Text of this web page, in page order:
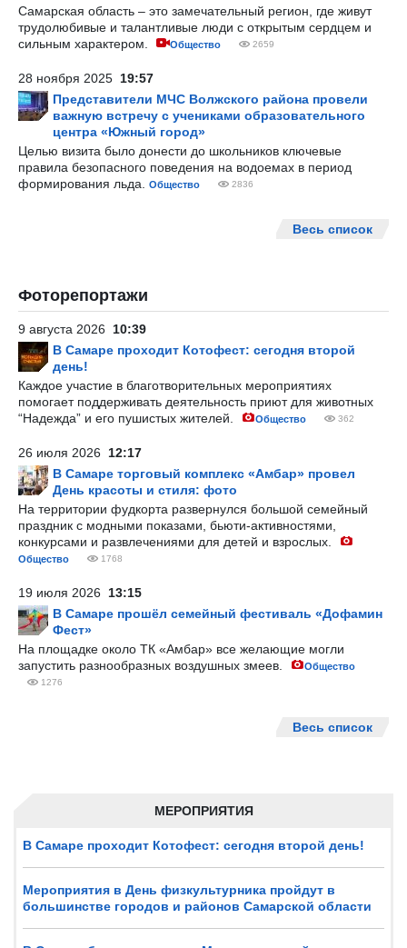
МЕРОПРИЯТИЯ
В Самаре проходит Котофест: сегодня второй день!
Мероприятия в День физкультурника пройдут в
большинстве городов и районов Самарской области
Самарская область – это замечательный регион, где живут
трудолюбивые и талантливые люди с открытым сердцем и
сильным характером.
Общество 2659
28 ноября 2025 19:57
Представители МЧС Волжского района провели
важную встречу с учениками образовательного
центра «Южный город»
Целью визита было донести до школьников ключевые
правила безопасного поведения на водоемах в период
формирования льда.
Общество 2836
Весь список
Фоторепортажи
9 августа 2026 10:39
В Самаре проходит Котофест: сегодня второй
день!
Каждое участие в благотворительных мероприятиях
помогает поддерживать деятельность приют для животных
“Надежда” и его пушистых жителей.
Общество 362
26 июля 2026 12:17
В Самаре торговый комплекс «Амбар» провел
День красоты и стиля: фото
На территории фудкорта развернулся большой семейный
праздник с модными показами, бьюти-активностями,
конкурсами и развлечениями для детей и взрослых.
Общество 1768
19 июля 2026 13:15
В Самаре прошёл семейный фестиваль «Дофамин
Фест»
На площадке около ТК «Амбар» все желающие могли
запустить разнообразных воздушных змеев.
Общество
1276
Весь список